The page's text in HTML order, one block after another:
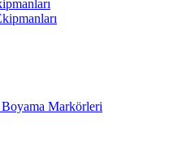
Markörleri